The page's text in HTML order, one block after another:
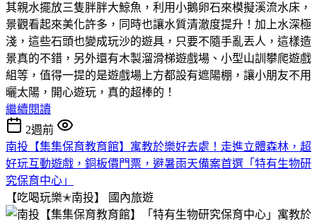
其親水擺放三隻胖胖大鯨魚，利用小鵝卵石來模擬溪流水床，
景觀看起來美化許多，同時也讓水質清澈度提升！加上水深極
淺，這些石頭也變成玩沙的遊具，只要不隨手亂丟人，這樣造
景真的不錯，另外還有木製溜滑梯遊戲場、小型山訓攀爬遊戲
組等，值得一提的是遊戲場上方都設有遮陽棚，讓小朋友不用
曬太陽，開心遊玩，真的超棒的！
繼續閱讀
2週前
南投【集集保育教育館】寓教於樂好去處！走進立體森林，超
好玩互動遊戲，銅板價門票，避暑雨天備案首選「特有生物研
究保育中心」
【吃喝玩樂✭南投】
國內旅遊